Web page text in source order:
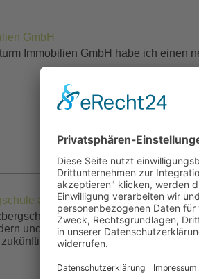
GmbH
Immobilien GmbH habe ich einen
aus Bonn
(Städtische
und Informationen, aktuellen
von Lehrern und OGS